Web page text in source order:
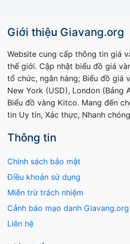
Giới thiệu Giavang.org
Website cung cấp thông tin giá
thế giới. Cập nhật biểu đồ giá
tổ chức, ngân hàng; Biểu đồ giá
New York (USD), London (Bảng
Biểu đồ vàng Kitco. Mang đến
tin Uy tín, Xác thực, Nhanh
Thông tin
Chính sách bảo mật
Điều khoản sử dụng
Miễn trừ trách nhiệm
Cảnh báo mạo danh Giavang.org
Liên hệ